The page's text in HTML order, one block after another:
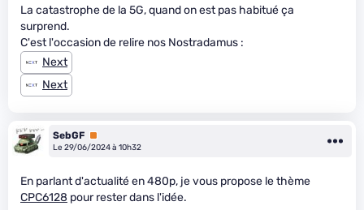
La catastrophe de la 5G, quand on est pas habitué ça
surprend.
C'est l'occasion de relire nos Nostradamus :
Next
Next
SebGF Premium
Le 29/06/2024 à 10h32
En parlant d'actualité en 480p, je vous propose le thème
CPC6128 pour rester dans l'idée.